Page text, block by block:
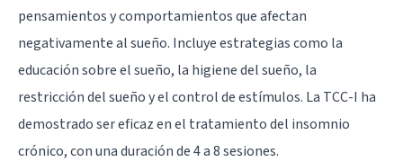
pensamientos y comportamientos que afectan
negativamente al sueño. Incluye estrategias como la
educación sobre el sueño, la higiene del sueño, la
restricción del sueño y el control de estímulos. La TCC-I ha
demostrado ser eficaz en el tratamiento del insomnio
crónico, con una duración de 4 a 8 sesiones.